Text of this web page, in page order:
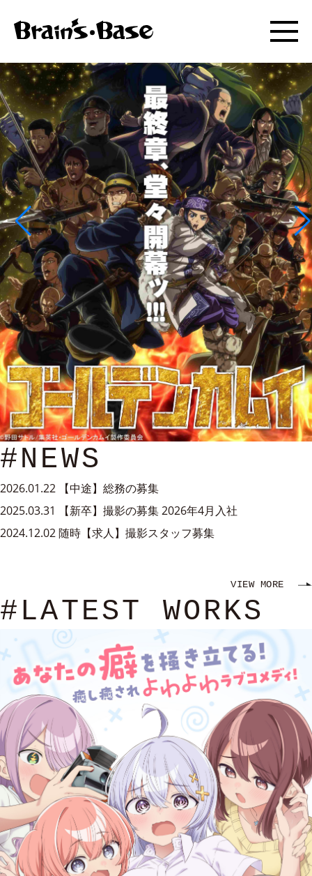
#NEWS
2026.01.22
【中途】総務の募集
2025.03.31
【新卒】撮影の募集 2026年4月入社
2024.12.02随時【求人】撮影スタッフ募集
VIEW MORE
#LATEST WORKS